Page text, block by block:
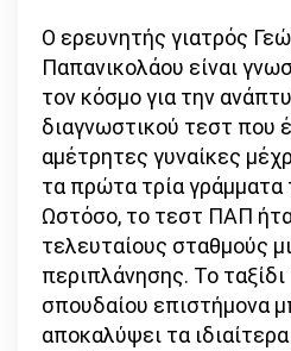
Ο ερευνητής γιατρός
Παπανικολάου είναι
τον κόσμο για την
διαγνωστικού τεστ που
αμέτρητες γυναίκες
τα πρώτα τρία γράμματα
Ωστόσο, το τεστ ΠΑΠ
τελευταίους σταθμούς
περιπλάνησης. Το
σπουδαίου επιστήμονα
αποκαλύψει τα